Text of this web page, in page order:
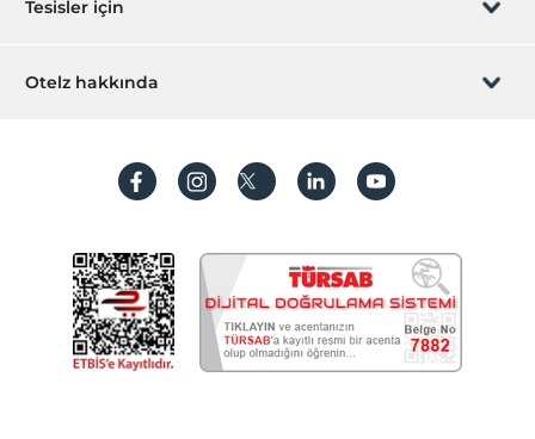
Açık Yüzme Havuzu (Yıl boyu)
Ortak Alanlar
Bahçe
Temizlik Hizmetleri
Ütü hizmeti
Ulaşım
Havaalanı servisi (ücretli)
Sıkça sorulan sorular
İşlem rehberi
Hesap oluştur
Tesisler için
Hemen tesisinizi ekleyin
Otelz hakkında
Koşullar ve şartlar
Aydınlatma metni